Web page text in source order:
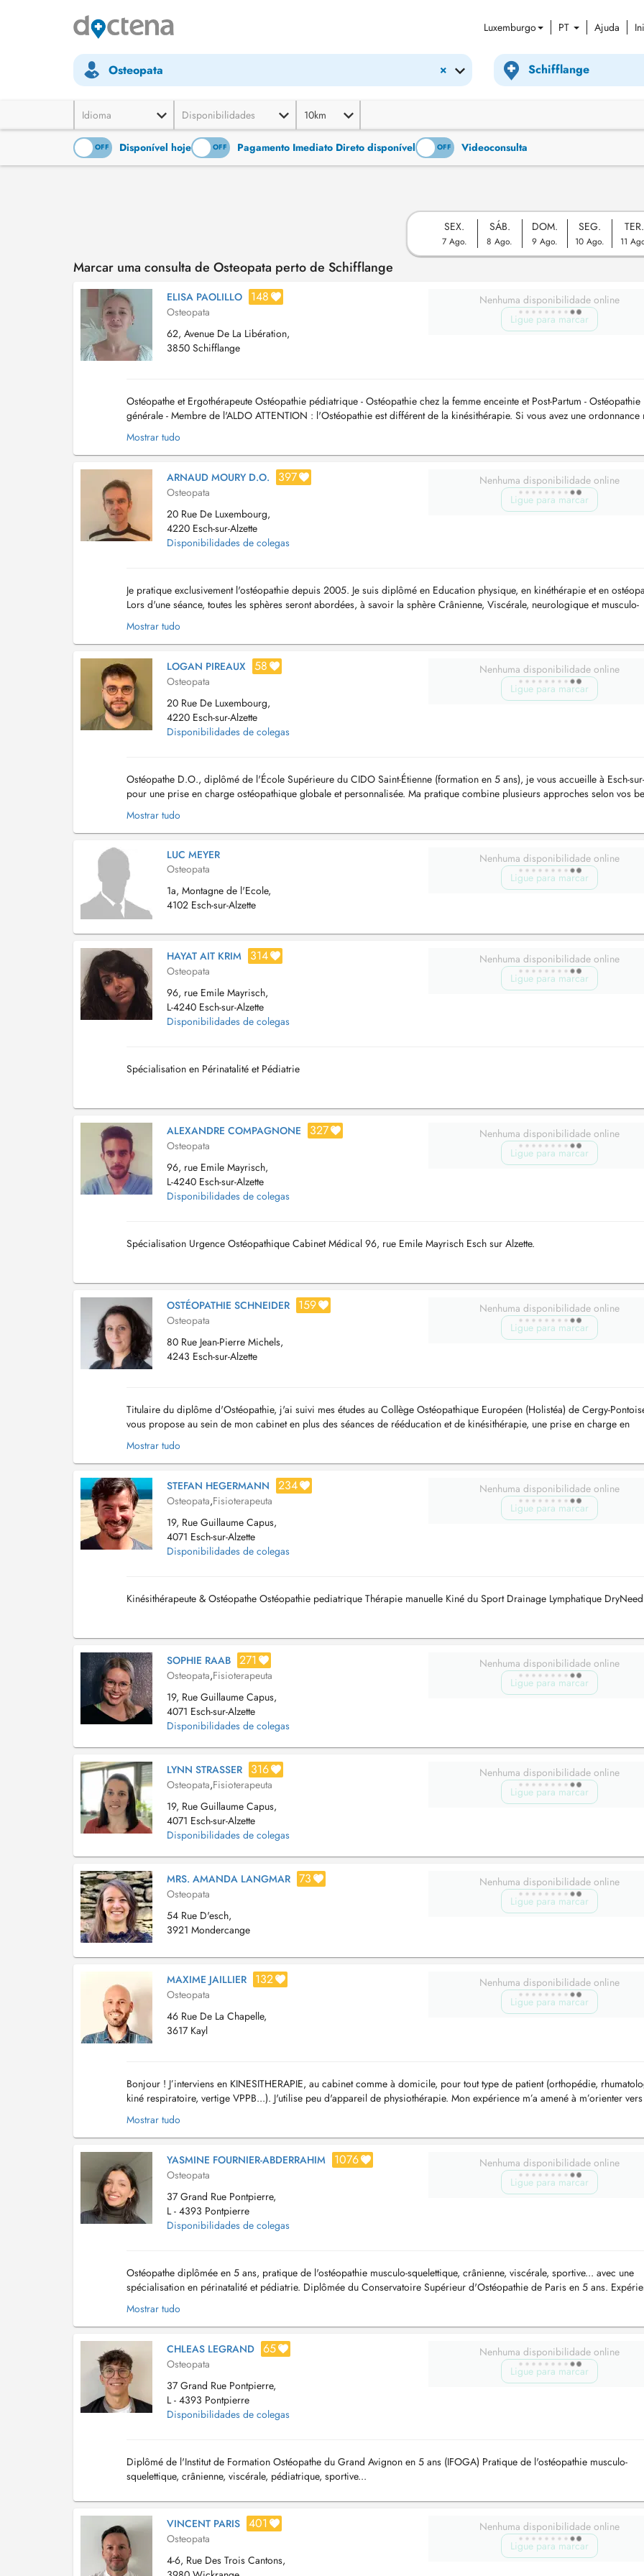
Luxemburgo PT Ajuda
×
Osteopata
Idioma Disponibilidades 10km
OFF Disponível hoje
ON OFF Pagamento Imediato Direto disponível
ON OFF Videoconsulta
SEX.
7 Ago.
SÁB.
8 Ago.
DOM.
9 Ago.
SEG.
10 Ago.
TER.
11
Marcar uma consulta de Osteopata perto de Schifflange
ELISA PAOLILLO 148
Osteopata
62, Avenue De La Libération,
3850 Schifflange
Nenhuma disponibilidade online
Ligue para marcar
Ostéopathe et Ergothérapeute Ostéopathie pédiatrique - Ostéopathie chez la femme enceinte et Post-Partum - Ostéopathie
générale - Membre de l'ALDO ATTENTION : l'Ostéopathie est différent de la kinésithérapie. Si vous avez une ordonnance
de contacter le Cabinet sur le site Kiné GASTAUER. ...
Mostrar tudo
ARNAUD MOURY D.O. 397
Osteopata
20 Rue De Luxembourg,
4220 Esch-sur-Alzette
Disponibilidades de colegas
Nenhuma disponibilidade online
Ligue para marcar
Je pratique exclusivement l'ostéopathie depuis 2005. Je suis diplômé en Education physique, en kinéthérapie et en
Lors d'une séance, toutes les sphères seront abordées, à savoir la sphère Crânienne, Viscérale, neurologique et musculo-
squelettique. Les techniques (fonctionnelles e...
Mostrar tudo
LOGAN PIREAUX 58
Osteopata
20 Rue De Luxembourg,
4220 Esch-sur-Alzette
Disponibilidades de colegas
Nenhuma disponibilidade online
Ligue para marcar
Ostéopathe D.O., diplômé de l'École Supérieure du CIDO Saint-Étienne (formation en 5 ans), je vous accueille à Esch-
pour une prise en charge ostéopathique globale et personnalisée. Ma pratique combine plusieurs approches selon vos
- Ostéopathie musculaire et structurelle (a...
Mostrar tudo
LUC MEYER
Osteopata
1a, Montagne de l'Ecole,
4102 Esch-sur-Alzette
Nenhuma disponibilidade online
Ligue para marcar
HAYAT AIT KRIM 314
Osteopata
96, rue Emile Mayrisch,
L-4240 Esch-sur-Alzette
Disponibilidades de colegas
Nenhuma disponibilidade online
Ligue para marcar
Spécialisation en Périnatalité et Pédiatrie
ALEXANDRE COMPAGNONE 327
Osteopata
96, rue Emile Mayrisch,
L-4240 Esch-sur-Alzette
Disponibilidades de colegas
Nenhuma disponibilidade online
Ligue para marcar
Spécialisation Urgence Ostéopathique Cabinet Médical 96, rue Emile Mayrisch Esch sur Alzette.
OSTÉOPATHIE SCHNEIDER 159
Osteopata
80 Rue Jean-Pierre Michels,
4243 Esch-sur-Alzette
Nenhuma disponibilidade online
Ligue para marcar
Titulaire du diplôme d'Ostéopathie, j'ai suivi mes études au Collège Ostéopathique Européen (Holistéa) de Cergy-
vous propose au sein de mon cabinet en plus des séances de rééducation et de kinésithérapie, une prise en charge en
ostéopathie tissulaire. L'ostéopathie tissulaire se d...
Mostrar tudo
STEFAN HEGERMANN 234
Osteopata,Fisioterapeuta
19, Rue Guillaume Capus,
4071 Esch-sur-Alzette
Disponibilidades de colegas
Nenhuma disponibilidade online
Ligue para marcar
Kinésithérapeute & Ostéopathe Ostéopathie pediatrique Thérapie manuelle Kiné du Sport Drainage Lymphatique
SOPHIE RAAB 271
Osteopata,Fisioterapeuta
19, Rue Guillaume Capus,
4071 Esch-sur-Alzette
Disponibilidades de colegas
Nenhuma disponibilidade online
Ligue para marcar
LYNN STRASSER 316
Osteopata,Fisioterapeuta
19, Rue Guillaume Capus,
4071 Esch-sur-Alzette
Disponibilidades de colegas
Nenhuma disponibilidade online
Ligue para marcar
MRS. AMANDA LANGMAR 73
Osteopata
54 Rue D'esch,
3921 Mondercange
Nenhuma disponibilidade online
Ligue para marcar
MAXIME JAILLIER 132
Osteopata
46 Rue De La Chapelle,
3617 Kayl
Nenhuma disponibilidade online
Ligue para marcar
Bonjour ! J’interviens en KINESITHERAPIE, au cabinet comme à domicile, pour tout type de patient (orthopédie,
kiné respiratoire, vertige VPPB...). J'utilise peu d'appareil de physiothérapie. Mon expérience m’a amené à m’orienter
approche thérapeutique manuelle et à im...
Mostrar tudo
YASMINE FOURNIER-ABDERRAHIM 1076
Osteopata
37 Grand Rue Pontpierre,
L - 4393 Pontpierre
Disponibilidades de colegas
Nenhuma disponibilidade online
Ligue para marcar
Ostéopathe diplômée en 5 ans, pratique de l'ostéopathie musculo-squelettique, crânienne, viscérale, sportive... avec une
spécialisation en périnatalité et pédiatrie. Diplômée du Conservatoire Supérieur d'Ostéopathie de Paris en 5 ans.
en service hospitalier : - Service de m...
Mostrar tudo
CHLEAS LEGRAND 65
Osteopata
37 Grand Rue Pontpierre,
L - 4393 Pontpierre
Disponibilidades de colegas
Nenhuma disponibilidade online
Ligue para marcar
Diplômé de l'Institut de Formation Ostéopathe du Grand Avignon en 5 ans (IFOGA) Pratique de l'ostéopathie musculo-
squelettique, crânienne, viscérale, pédiatrique, sportive...
VINCENT PARIS 401
Osteopata
4-6, Rue Des Trois Cantons,
Nenhuma disponibilidade online
Ligue para marcar